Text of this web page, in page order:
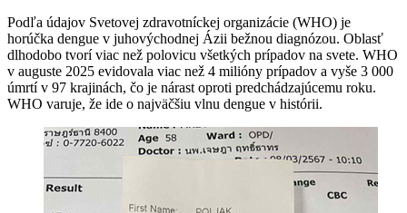
Podľa údajov Svetovej zdravotníckej organizácie (WHO) je
horúčka dengue v juhovýchodnej Ázii bežnou diagnózou. Oblasť
dlhodobo tvorí viac než polovicu všetkých prípadov na svete. WHO
v auguste 2025 evidovala viac než 4 milióny prípadov a vyše 3 000
úmrtí v 97 krajinách, čo je nárast oproti predchádzajúcemu roku.
WHO varuje, že ide o najväčšiu vlnu dengue v histórii.